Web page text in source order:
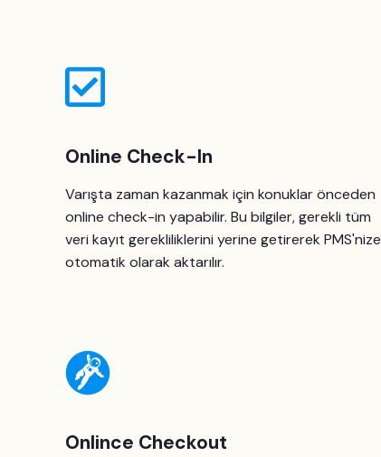
Online Check-In
Varışta zaman kazanmak için konuklar önceden
online check-in yapabilir. Bu bilgiler, gerekli tüm
veri kayıt gerekliliklerini yerine getirerek PMS'nize
otomatik olarak aktarılır.
Onlince Checkout